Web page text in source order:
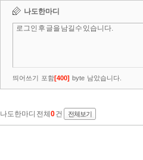
나도한마디
띄어쓰기 포함[400] byte 남았습니다.
나도한마디 전체 0건 전체보기